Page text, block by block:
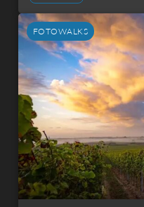
FOTOWALKS